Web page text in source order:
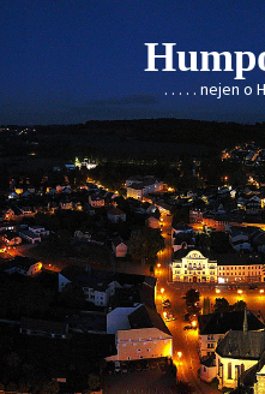
Skip
to
content
. . . . . nejen o